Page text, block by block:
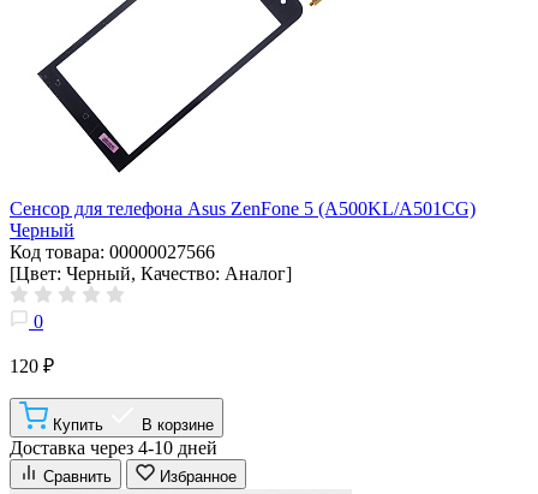
Сенсор для телефона Asus ZenFone 5 (A500KL/A501CG)
Черный
Код товара: 00000027566
[Цвет: Черный, Качество: Аналог]
0
120 ₽
Купить В корзине
Доставка через 4-10 дней
Сравнить Избранное